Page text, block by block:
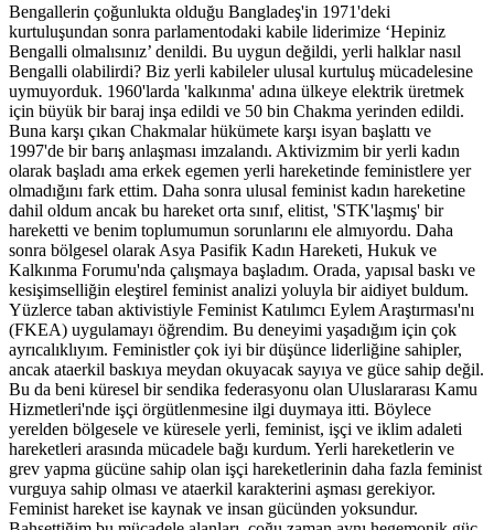
Bengallerin çoğunlukta olduğu Bangladeş'in 1971'deki
kurtuluşundan sonra parlamentodaki kabile liderimize ‘Hepiniz
Bengalli olmalısınız’ denildi. Bu uygun değildi, yerli halklar nasıl
Bengalli olabilirdi? Biz yerli kabileler ulusal kurtuluş mücadelesine
uymuyorduk. 1960'larda 'kalkınma' adına ülkeye elektrik üretmek
için büyük bir baraj inşa edildi ve 50 bin Chakma yerinden edildi.
Buna karşı çıkan Chakmalar hükümete karşı isyan başlattı ve
1997'de bir barış anlaşması imzalandı. Aktivizmim bir yerli kadın
olarak başladı ama erkek egemen yerli hareketinde feministlere yer
olmadığını fark ettim. Daha sonra ulusal feminist kadın hareketine
dahil oldum ancak bu hareket orta sınıf, elitist, 'STK'laşmış' bir
hareketti ve benim toplumumun sorunlarını ele almıyordu. Daha
sonra bölgesel olarak Asya Pasifik Kadın Hareketi, Hukuk ve
Kalkınma Forumu'nda çalışmaya başladım. Orada, yapısal baskı ve
kesişimselliğin eleştirel feminist analizi yoluyla bir aidiyet buldum.
Yüzlerce taban aktivistiyle Feminist Katılımcı Eylem Araştırması'nı
(FKEA) uygulamayı öğrendim. Bu deneyimi yaşadığım için çok
ayrıcalıklıyım. Feministler çok iyi bir düşünce liderliğine sahipler,
ancak ataerkil baskıya meydan okuyacak sayıya ve güce sahip değil.
Bu da beni küresel bir sendika federasyonu olan Uluslararası Kamu
Hizmetleri'nde işçi örgütlenmesine ilgi duymaya itti. Böylece
yerelden bölgesele ve küresele yerli, feminist, işçi ve iklim adaleti
hareketleri arasında mücadele bağı kurdum. Yerli hareketlerin ve
grev yapma gücüne sahip olan işçi hareketlerinin daha fazla feminist
vurguya sahip olması ve ataerkil karakterini aşması gerekiyor.
Feminist hareket ise kaynak ve insan gücünden yoksundur.